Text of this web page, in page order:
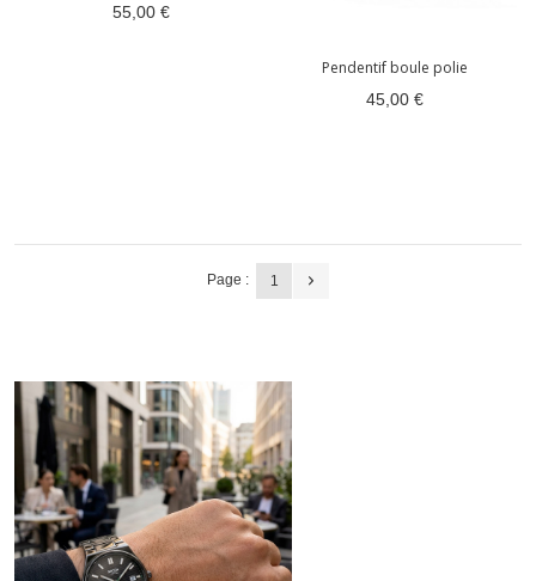
55,00 €
Pendentif boule polie
45,00 €
Page : 1